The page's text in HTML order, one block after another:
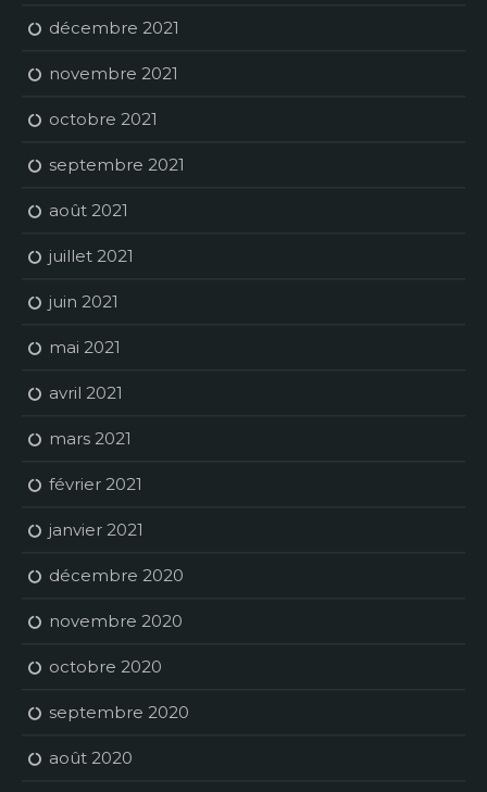
décembre 2021
novembre 2021
octobre 2021
septembre 2021
août 2021
juillet 2021
juin 2021
mai 2021
avril 2021
mars 2021
février 2021
janvier 2021
décembre 2020
novembre 2020
octobre 2020
septembre 2020
août 2020